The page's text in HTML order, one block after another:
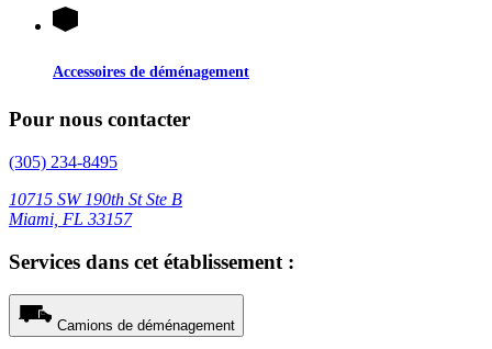
Accessoires de déménagement
Pour nous contacter
(305) 234-8495
10715 SW 190th St Ste B
Miami, FL 33157
Services dans cet établissement :
Camions de déménagement